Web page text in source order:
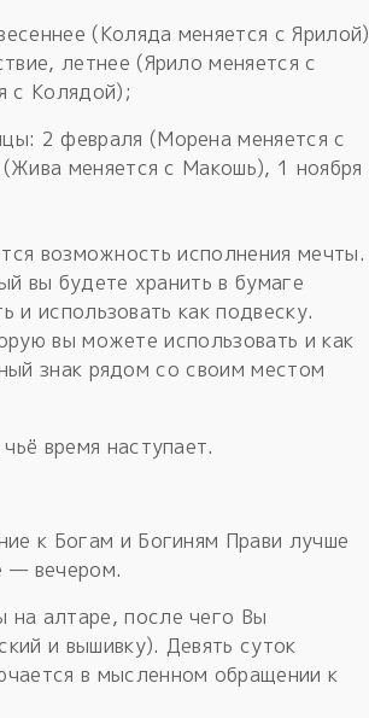
(Коляда меняется с Ярилой)
летнее (Ярило меняется с
с Колядой);
2 февраля (Морена меняется с
меняется с Макошь), 1 ноября
возможность исполнения мечты.
вы будете хранить в бумаге
использовать как подвеску.
вы можете использовать и как
знак рядом со своим местом
время наступает.
к Богам и Богиням Прави лучше
— вечером.
алтаре, после чего Вы
и вышивку). Девять суток
в мысленном обращении к